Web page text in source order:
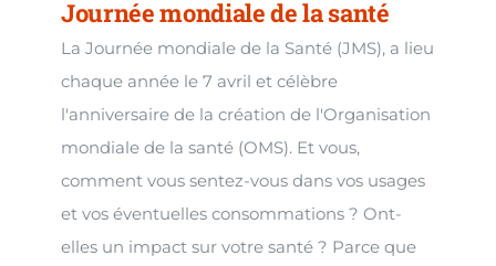
Journée mondiale de la santé
La Journée mondiale de la Santé (JMS), a lieu
chaque année le 7 avril et célèbre
l'anniversaire de la création de l'Organisation
mondiale de la santé (OMS). Et vous,
comment vous sentez-vous dans vos usages
et vos éventuelles consommations ? Ont-
elles un impact sur votre santé ? Parce que